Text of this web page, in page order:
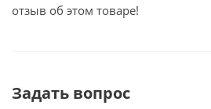
отзыв об этом товаре!
Задать вопрос